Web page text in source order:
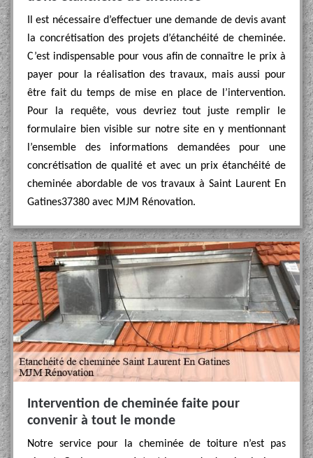
Il est nécessaire d’effectuer une demande de devis avant
la concrétisation des projets d’étanchéité de cheminée.
C’est indispensable pour vous afin de connaître le prix à
payer pour la réalisation des travaux, mais aussi pour
être fait du temps de mise en place de l’intervention.
Pour la requête, vous devriez tout juste remplir le
formulaire bien visible sur notre site en y mentionnant
l’ensemble des informations demandées pour une
concrétisation de qualité et avec un prix étanchéité de
cheminée abordable de vos travaux à Saint Laurent En
Gatines37380 avec MJM Rénovation.
Intervention de cheminée faite pour
convenir à tout le monde
Notre service pour la cheminée de toiture n’est pas